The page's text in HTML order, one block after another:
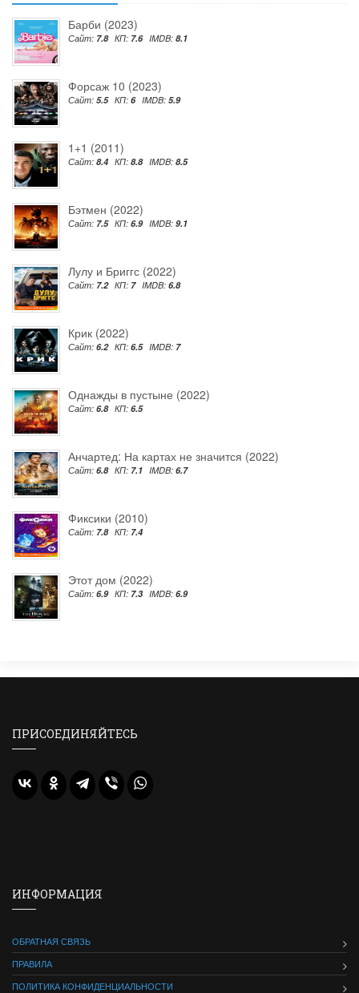
Барби (2023)
Сайт: 7.8 КП: 7.6 IMDB: 8.1
Форсаж 10 (2023)
Сайт: 5.5 КП: 6 IMDB: 5.9
1+1 (2011)
Сайт: 8.4 КП: 8.8 IMDB: 8.5
Бэтмен (2022)
Сайт: 7.5 КП: 6.9 IMDB: 9.1
Лулу и Бриггс (2022)
Сайт: 7.2 КП: 7 IMDB: 6.8
Крик (2022)
Сайт: 6.2 КП: 6.5 IMDB: 7
Однажды в пустыне (2022)
Сайт: 6.8 КП: 6.5
Анчартед: На картах не значится (2022)
Сайт: 6.8 КП: 7.1 IMDB: 6.7
Фиксики (2010)
Сайт: 7.8 КП: 7.4
Этот дом (2022)
Сайт: 6.9 КП: 7.3 IMDB: 6.9
ПРИСОЕДИНЯЙТЕСЬ
ИНФОРМАЦИЯ
ОБРАТНАЯ СВЯЗЬ
ПРАВИЛА
ПОЛИТИКА КОНФИДЕНЦИАЛЬНОСТИ